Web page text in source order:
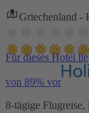
Griechenland -
Für dieses Hotel
von 89% vor
8-tägige